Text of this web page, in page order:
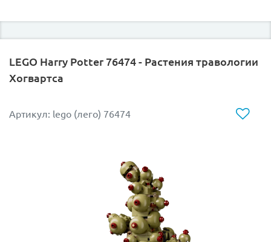
LEGO Harry Potter 76474 - Растения травологии
Хогвартса
Артикул: lego (лего) 76474